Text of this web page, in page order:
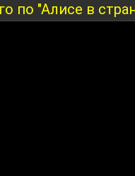
по "Алисе в